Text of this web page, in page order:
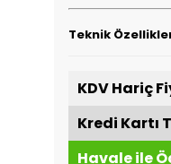
Teknik
KDV Hariç
Kredi Kartı
Havale ile